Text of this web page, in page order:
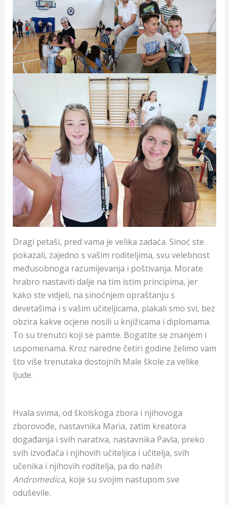
Dragi petaši, pred vama je velika zadaća. Sinoć ste
pokazali, zajedno s vašim roditeljima, svu velebnost
međusobnoga razumijevanja i poštivanja. Morate
hrabro nastaviti dalje na tim istim principima, jer
kako ste vidjeli, na sinoćnjem opraštanju s
devetašima i s vašim učiteljicama, plakali smo svi, bez
obzira kakve ocjene nosili u knjižicama i diplomama.
To su trenutci koji se pamte. Bogatite se znanjem i
uspomenama. Kroz naredne četiri godine želimo vam
što više trenutaka dostojnih Male škole za velike
ljude.
Hvala svima, od školskoga zbora i njihovoga
zborovođe, nastavnika Maria, zatim kreatora
događanja i svih narativa, nastavnika Pavla, preko
svih izvođača i njihovih učiteljica i učitelja, svih
učenika i njihovih roditelja, pa do naših
Andromedica, koje su svojim nastupom sve
oduševile.